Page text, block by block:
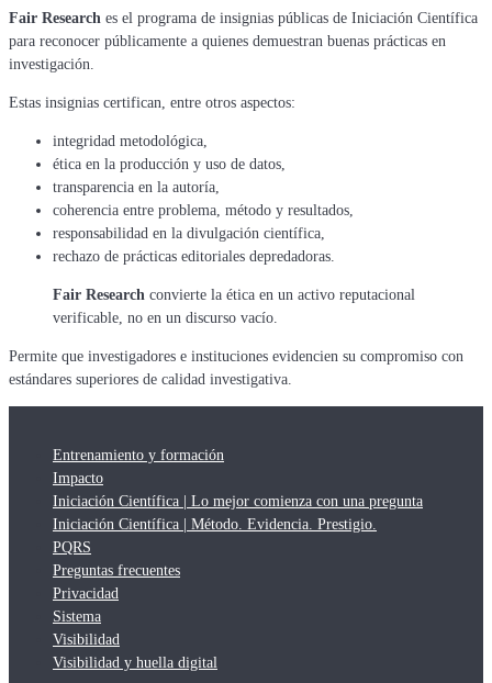
Fair Research es el programa de insignias públicas de Iniciación Científica
para reconocer públicamente a quienes demuestran buenas prácticas en
investigación.
Estas insignias certifican, entre otros aspectos:
integridad metodológica,
ética en la producción y uso de datos,
transparencia en la autoría,
coherencia entre problema, método y resultados,
responsabilidad en la divulgación científica,
rechazo de prácticas editoriales depredadoras.
Fair Research convierte la ética en un activo reputacional
verificable, no en un discurso vacío.
Permite que investigadores e instituciones evidencien su compromiso con
estándares superiores de calidad investigativa.
Entrenamiento y formación
Impacto
Iniciación Científica | Lo mejor comienza con una pregunta
Iniciación Científica | Método. Evidencia. Prestigio.
PQRS
Preguntas frecuentes
Privacidad
Sistema
Visibilidad
Visibilidad y huella digital